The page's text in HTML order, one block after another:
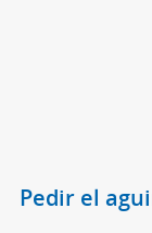
Pedir el